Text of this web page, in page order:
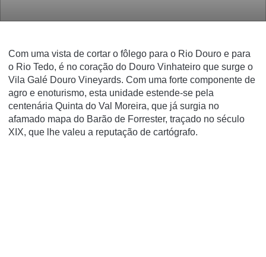
Com uma vista de cortar o fôlego para o Rio Douro e para
o Rio Tedo, é no coração do Douro Vinhateiro que surge o
Vila Galé Douro Vineyards. Com uma forte componente de
agro e enoturismo, esta unidade estende-se pela
centenária Quinta do Val Moreira, que já surgia no
afamado mapa do Barão de Forrester, traçado no século
XIX, que lhe valeu a reputação de cartógrafo.